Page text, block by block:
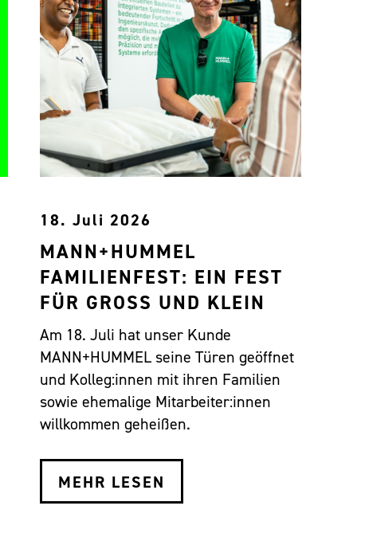
18. Juli 2026
MANN+HUMMEL
FAMILIENFEST: EIN FEST
FÜR GROSS UND KLEIN
Am 18. Juli hat unser Kunde
MANN+HUMMEL seine Türen geöffnet
und Kolleg:innen mit ihren Familien
sowie ehemalige Mitarbeiter:innen
willkommen geheißen.
MEHR LESEN